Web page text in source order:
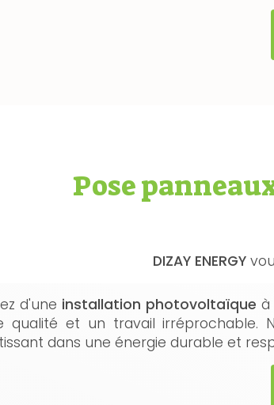
Pose
DIZAY ENERGY
d'une installation photovoltaïque à
qualité et un travail irréprochable.
dans une énergie durable et